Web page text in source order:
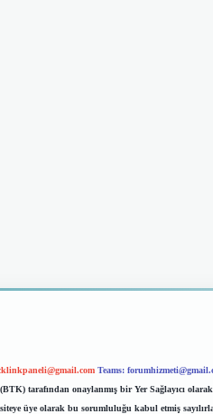
Teams:
tarafından onaylanmış bir Yer Sağlayıcı
üye olarak bu sorumluluğu kabul etmiş